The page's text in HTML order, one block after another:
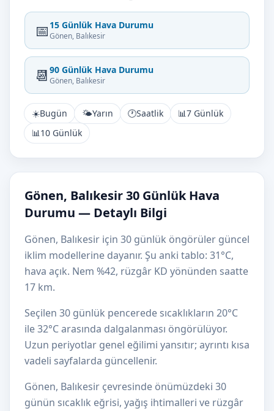
📅 15 Günlük Hava Durumu
Gönen, Balıkesir
📆 90 Günlük Hava Durumu
Gönen, Balıkesir
☀️Bugün 🌤️Yarın 🕐Saatlik 📊7 Günlük
📊10 Günlük
Gönen, Balıkesir 30 Günlük Hava
Durumu — Detaylı Bilgi
Gönen, Balıkesir için 30 günlük öngörüler güncel
iklim modellerine dayanır. Şu anki tablo: 31°C,
hava açık. Nem %42, rüzgâr KD yönünden saatte
17 km.
Seçilen 30 günlük pencerede sıcaklıkların 20°C
ile 32°C arasında dalgalanması öngörülüyor.
Uzun periyotlar genel eğilimi yansıtır; ayrıntı kısa
vadeli sayfalarda güncellenir.
Gönen, Balıkesir çevresinde önümüzdeki 30
günün sıcaklık eğrisi, yağış ihtimalleri ve rüzgâr